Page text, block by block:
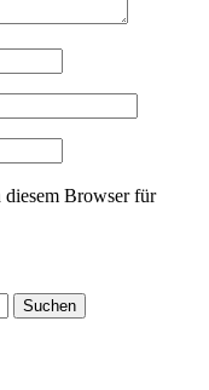
Browser für